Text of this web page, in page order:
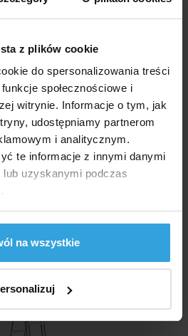
z plików cookie
do spersonalizowania treści
społecznościowe i
witrynie. Informacje o tym, jak
udostępniamy partnerom
i analitycznym.
te informacje z innymi danymi
uzyskanymi podczas
na wszystkie
23,81 m3
bez filtracji
GRE owalna bez rozpórek
(5)
INTEX basenowe 1,32 m